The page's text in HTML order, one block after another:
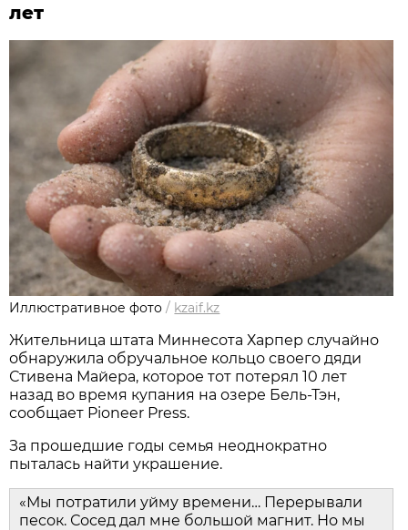
лет
Иллюстративное фото / kzaif.kz
Жительница штата Миннесота Харпер случайно
обнаружила обручальное кольцо своего дяди
Стивена Майера, которое тот потерял 10 лет
назад во время купания на озере Бель-Тэн,
сообщает Pioneer Press.
За прошедшие годы семья неоднократно
пыталась найти украшение.
«Мы потратили уйму времени… Перерывали
песок. Сосед дал мне большой магнит. Но мы